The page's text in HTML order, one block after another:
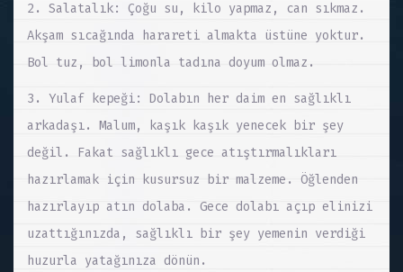
2. Salatalık: Çoğu su, kilo yapmaz, can sıkmaz.
Akşam sıcağında harareti almakta üstüne yoktur.
Bol tuz, bol limonla tadına doyum olmaz.
3. Yulaf kepeği: Dolabın her daim en sağlıklı
arkadaşı. Malum, kaşık kaşık yenecek bir şey
değil. Fakat sağlıklı gece atıştırmalıkları
hazırlamak için kusursuz bir malzeme. Öğlenden
hazırlayıp atın dolaba. Gece dolabı açıp elinizi
uzattığınızda, sağlıklı bir şey yemenin verdiği
huzurla yatağınıza dönün.